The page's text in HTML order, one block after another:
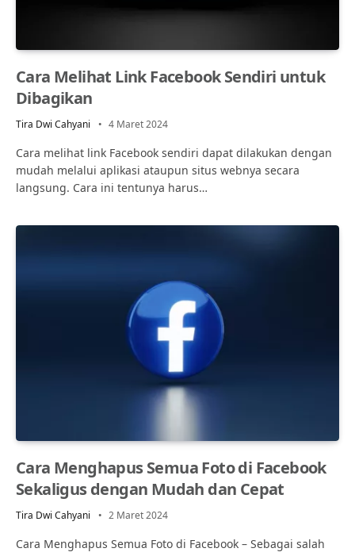
Cara Melihat Link Facebook Sendiri untuk
Dibagikan
Tira Dwi Cahyani 4 Maret 2024
Cara melihat link Facebook sendiri dapat dilakukan dengan
mudah melalui aplikasi ataupun situs webnya secara
langsung. Cara ini tentunya harus…
Cara Menghapus Semua Foto di Facebook
Sekaligus dengan Mudah dan Cepat
Tira Dwi Cahyani 2 Maret 2024
Cara Menghapus Semua Foto di Facebook – Sebagai salah